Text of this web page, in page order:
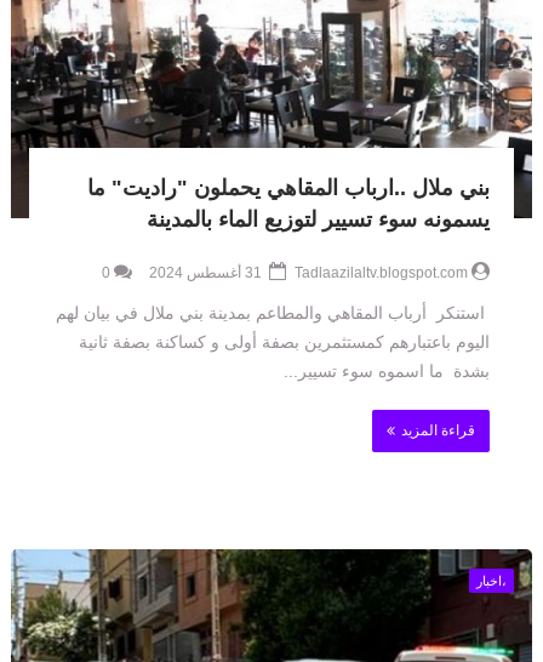
بني ملال ..ارباب المقاهي يحملون "راديت" ما
يسمونه سوء تسيير لتوزيع الماء بالمدينة
Tadlaazilaltv.blogspot.com
0
استنكر أرباب المقاهي والمطاعم بمدينة بني ملال في بيان لهم
اليوم باعتبارهم كمستثمرين بصفة أولى و كساكنة بصفة ثانية
بشدة ما اسموه سوء تسيير...
قراءة المزيد
،اخبار